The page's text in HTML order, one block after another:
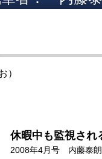
）
休暇中も監視され
2008年4月号
内藤泰朗